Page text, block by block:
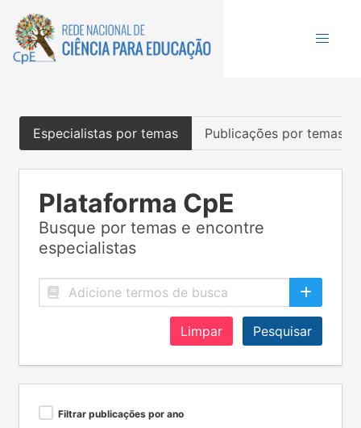
Especialistas por temas Publicações por temas
Plataforma CpE
Busque por temas e encontre
especialistas
Limpar Pesquisar
Filtrar publicações por ano